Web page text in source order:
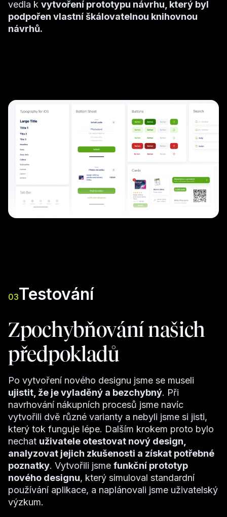
vedla k vytvoření prototypu návrhu, který byl
podpořen vlastní škálovatelnou knihovnou
návrhů.
03Testování
Zpochybňování našich
předpokladů
Po vytvoření nového designu jsme se museli
ujistit, že je vyladěný a bezchybný. Při
navrhování nákupních procesů jsme navíc
vytvořili dvě různé varianty a nebyli jsme si jisti,
který tok funguje lépe. Dalším krokem proto bylo
nechat uživatele otestovat nový design,
analyzovat jejich zkušenosti a získat potřebné
poznatky. Vytvořili jsme funkční prototyp
nového designu, který simuloval standardní
používání aplikace, a naplánovali jsme uživatelský
výzkum.